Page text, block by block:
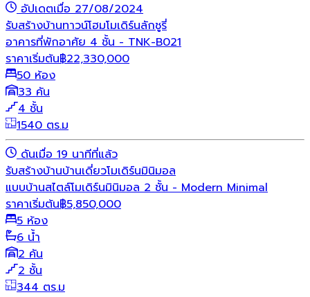
อัปเดตเมื่อ 27/08/2024
รับสร้างบ้านทาวน์โฮมโมเดิร์นลักชูรี่
อาคารที่พักอาศัย 4 ชั้น - TNK-B021
ราคาเริ่มต้น฿22,330,000
50 ห้อง
33 คัน
4 ชั้น
1540 ตร.ม
ดันเมื่อ 19 นาทีที่แล้ว
รับสร้างบ้านบ้านเดี่ยวโมเดิร์นมินิมอล
แบบบ้านสไตล์โมเดิร์นมินิมอล 2 ชั้น - Modern Minimal
ราคาเริ่มต้น฿5,850,000
5 ห้อง
6 น้ำ
2 คัน
2 ชั้น
344 ตร.ม